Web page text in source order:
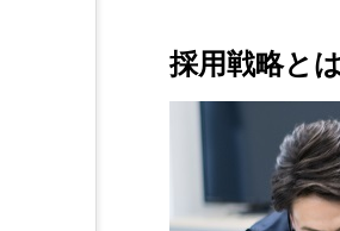
採用戦略とは